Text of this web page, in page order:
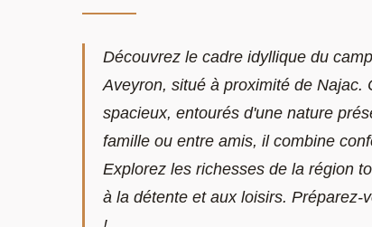
Découvrez le cadre idyllique du
Aveyron, situé à proximité de
spacieux, entourés d'une nature
famille ou entre amis, il combine
Explorez les richesses de la région
à la détente et aux loisirs.